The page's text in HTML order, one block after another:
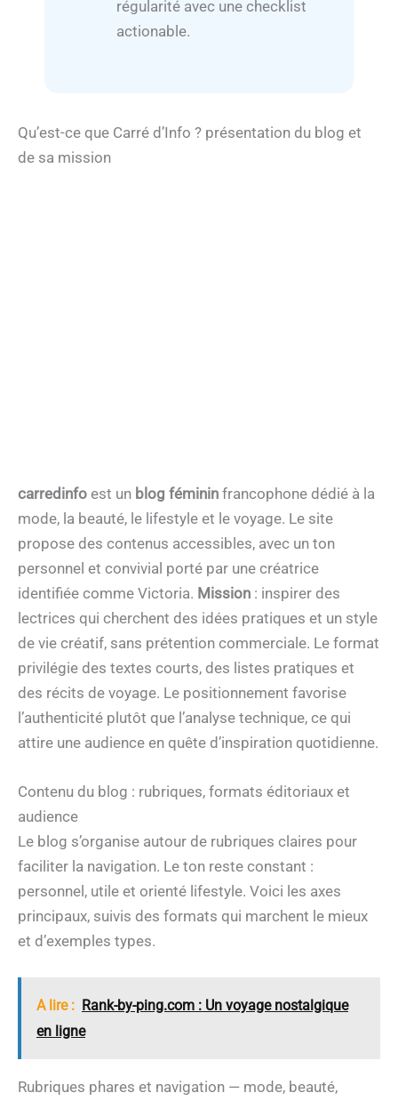
régularité avec une checklist
actionable.
Qu’est-ce que Carré d’Info ? présentation du blog et
de sa mission
carredinfo est un blog féminin francophone dédié à la
mode, la beauté, le lifestyle et le voyage. Le site
propose des contenus accessibles, avec un ton
personnel et convivial porté par une créatrice
identifiée comme Victoria. Mission : inspirer des
lectrices qui cherchent des idées pratiques et un style
de vie créatif, sans prétention commerciale. Le format
privilégie des textes courts, des listes pratiques et
des récits de voyage. Le positionnement favorise
l’authenticité plutôt que l’analyse technique, ce qui
attire une audience en quête d’inspiration quotidienne.
Contenu du blog : rubriques, formats éditoriaux et
audience
Le blog s’organise autour de rubriques claires pour
faciliter la navigation. Le ton reste constant :
personnel, utile et orienté lifestyle. Voici les axes
principaux, suivis des formats qui marchent le mieux
et d’exemples types.
A lire : Rank-by-ping.com : Un voyage nostalgique
en ligne
Rubriques phares et navigation — mode, beauté,